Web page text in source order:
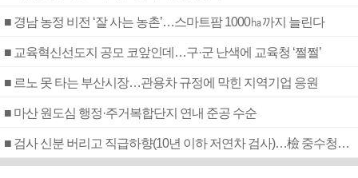
■ 경남 농정 비전 ‘잘 사는 농촌’…스마트팜 1000㏊까지 늘린다
■ 교육혁신선도지 공모 코앞인데…구·군 난색에 교육청 ‘쩔쩔’
■ 르노 못 타는 부산시장…관용차 규정에 막힌 지역기업 응원
■ 마산 원도심 행정·주거복합단지 연내 준공 수순
■ 검사 신분 버리고 직급하향(10년 이하 저연차 검사)…檢 중수청행 기피